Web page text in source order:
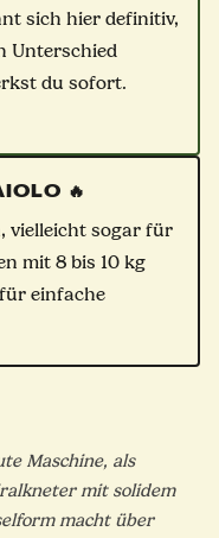
sich hier definitiv,
Unterschied
du sofort.
🔥
vielleicht sogar für
mit 8 bis 10 kg
einfache
Maschine, als
mit solidem
macht über